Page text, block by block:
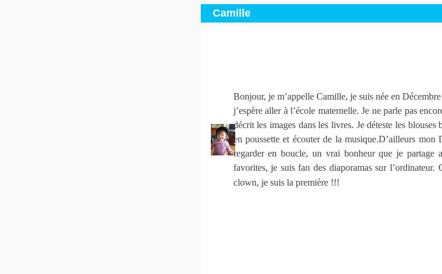
Camille
Bonjour, je m’appelle Camille, je suis née en
j’espère aller à l’école maternelle. Je ne parle pas
décrit les images dans les livres. Je déteste les
en poussette et écouter de la musique.D’ailleurs
regarder en boucle, un vrai bonheur que je
favorites, je suis fan des diaporamas sur
clown, je suis la première !!!